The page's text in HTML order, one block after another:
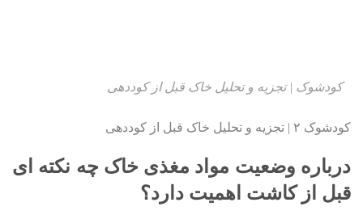
کودشوک | تجزیه و تحلیل خاک قبل از کوددهی
کودشوک ۲ | تجزیه و تحلیل خاک قبل از کوددهی
درباره وضعیت مواد مغذی خاک چه نکته ای
قبل از کاشت اهمیت دارد؟